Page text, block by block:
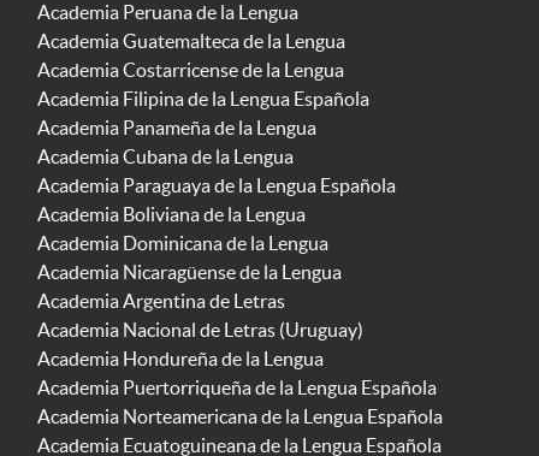
Academia Peruana de la Lengua
Academia Guatemalteca de la Lengua
Academia Costarricense de la Lengua
Academia Filipina de la Lengua Española
Academia Panameña de la Lengua
Academia Cubana de la Lengua
Academia Paraguaya de la Lengua Española
Academia Boliviana de la Lengua
Academia Dominicana de la Lengua
Academia Nicaragüense de la Lengua
Academia Argentina de Letras
Academia Nacional de Letras (Uruguay)
Academia Hondureña de la Lengua
Academia Puertorriqueña de la Lengua Española
Academia Norteamericana de la Lengua Española
Academia Ecuatoguineana de la Lengua Española